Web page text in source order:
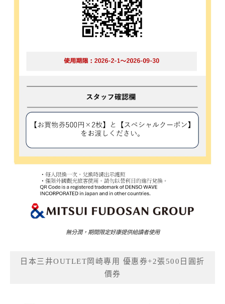
無分潤，期間限定好康提供給讀者使用
日本三井OUTLET岡崎專用 優惠券+2張500日圓折
價券